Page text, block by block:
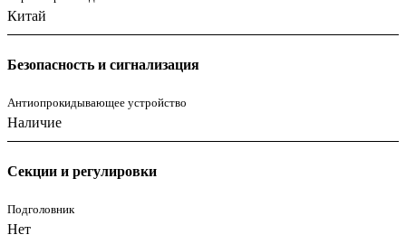
Китай
Безопасность и сигнализация
Антиопрокидывающее устройство
Наличие
Секции и регулировки
Подголовник
Нет